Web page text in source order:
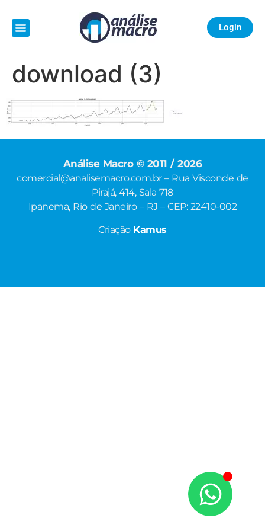
Login
download (3)
Análise Macro © 2011 / 2026
comercial@analisemacro.com.br – Rua Visconde de
Pirajá, 414, Sala 718
Ipanema, Rio de Janeiro – RJ – CEP: 22410-002
Criação Kamus